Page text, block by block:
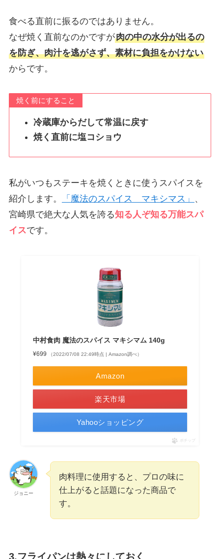
食べる直前に振るのではありません。
なぜ焼く直前なのかですが肉の中の水分が出るの
を防ぎ、肉汁を逃がさず、素材に負担をかけない
からです。
焼く前にすること
冷蔵庫からだして常温に戻す
焼く直前に塩コショウ
私がいつもステーキを焼くときに使うスパイスを
紹介します。
「魔法のスパイス マキシマス」 、
宮崎県で絶大な人気を誇る知る人ぞ知る万能スパ
イスです。
中村食肉 魔法のスパイス マキシマム 140g
¥699 （2022/07/08 22:49時点 | Amazon調べ）
Amazon
楽天市場
Yahooショッピング
ポチップ
ジョニー
肉料理に使用すると、プロの味に
仕上がると話題になった商品で
す。
3.フライパンは熱々にしておく